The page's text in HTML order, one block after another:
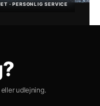
· PERSONLIG SERVICE
udlejning.